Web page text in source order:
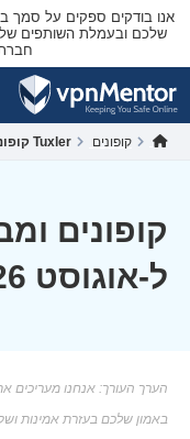
אנו בודקים ספקים על סמך
שלכם ובעמלת השותפים
קופונים Tuxler קופונים
ל-אוגוסט 2026
הערך העורך: אנחנו מעריכים
באמון שלכם בעזרת אמינות